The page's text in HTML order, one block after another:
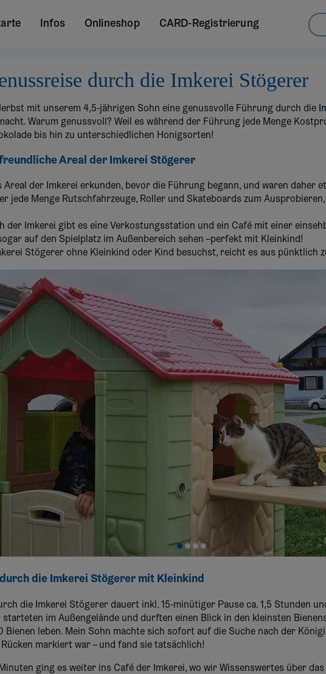
Infos Onlineshop CARD-Registrierung
durch die Imkerei Stögerer
mit unserem 4,5-jährigen Sohn eine genussvolle Führung durch die
Warum genussvoll? Weil es während der Führung jede Menge
bis hin zu unterschiedlichen Honigsorten!
Areal der Imkerei Stögerer
Areal der Imkerei erkunden, bevor die Führung begann, und waren daher
jede Menge Rutschfahrzeuge, Roller und Skateboards zum
der Imkerei gibt es eine Verkostungsstation und ein Café mit einer
auf den Spielplatz im Außenbereich sehen –perfekt mit Kleinkind!
Stögerer ohne Kleinkind oder Kind besuchst, reicht es aus pünktlich
die Imkerei Stögerer mit Kleinkind
die Imkerei Stögerer dauert inkl. 15-minütiger Pause ca. 1,5 Stunden
starteten im Außengelände und durften einen Blick in den kleinsten
Bienen leben. Mein Sohn machte sich sofort auf die Suche nach der
markiert war – und fand sie tatsächlich!
ging es weiter ins Café der Imkerei, wo wir Wissenswertes über